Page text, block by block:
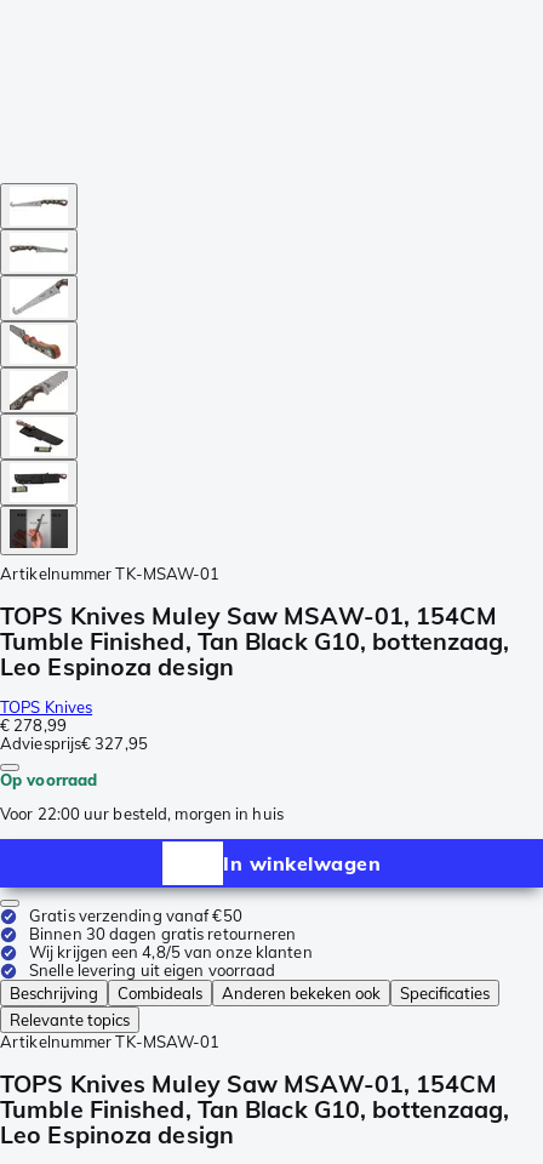
Artikelnummer TK-MSAW-01
TOPS Knives Muley Saw MSAW-01, 154CM
Tumble Finished, Tan Black G10, bottenzaag,
Leo Espinoza design
TOPS Knives
€ 278,99
Adviesprijs€ 327,95
Op voorraad
Voor 22:00 uur besteld, morgen in huis
In winkelwagen
Gratis verzending vanaf €50
Binnen 30 dagen gratis retourneren
Wij krijgen een 4,8/5 van onze klanten
Snelle levering uit eigen voorraad
Beschrijving
Combideals Anderen bekeken ook
Specificaties
Relevante topics
Artikelnummer TK-MSAW-01
TOPS Knives Muley Saw MSAW-01, 154CM
Tumble Finished, Tan Black G10, bottenzaag,
Leo Espinoza design